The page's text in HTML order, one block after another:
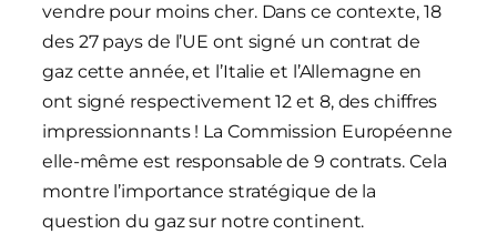
vendre pour moins cher. Dans ce contexte, 18
des 27 pays de l’UE ont signé un contrat de
gaz cette année, et l’Italie et l’Allemagne en
ont signé respectivement 12 et 8, des chiffres
impressionnants ! La Commission Européenne
elle-même est responsable de 9 contrats. Cela
montre l’importance stratégique de la
question du gaz sur notre continent.